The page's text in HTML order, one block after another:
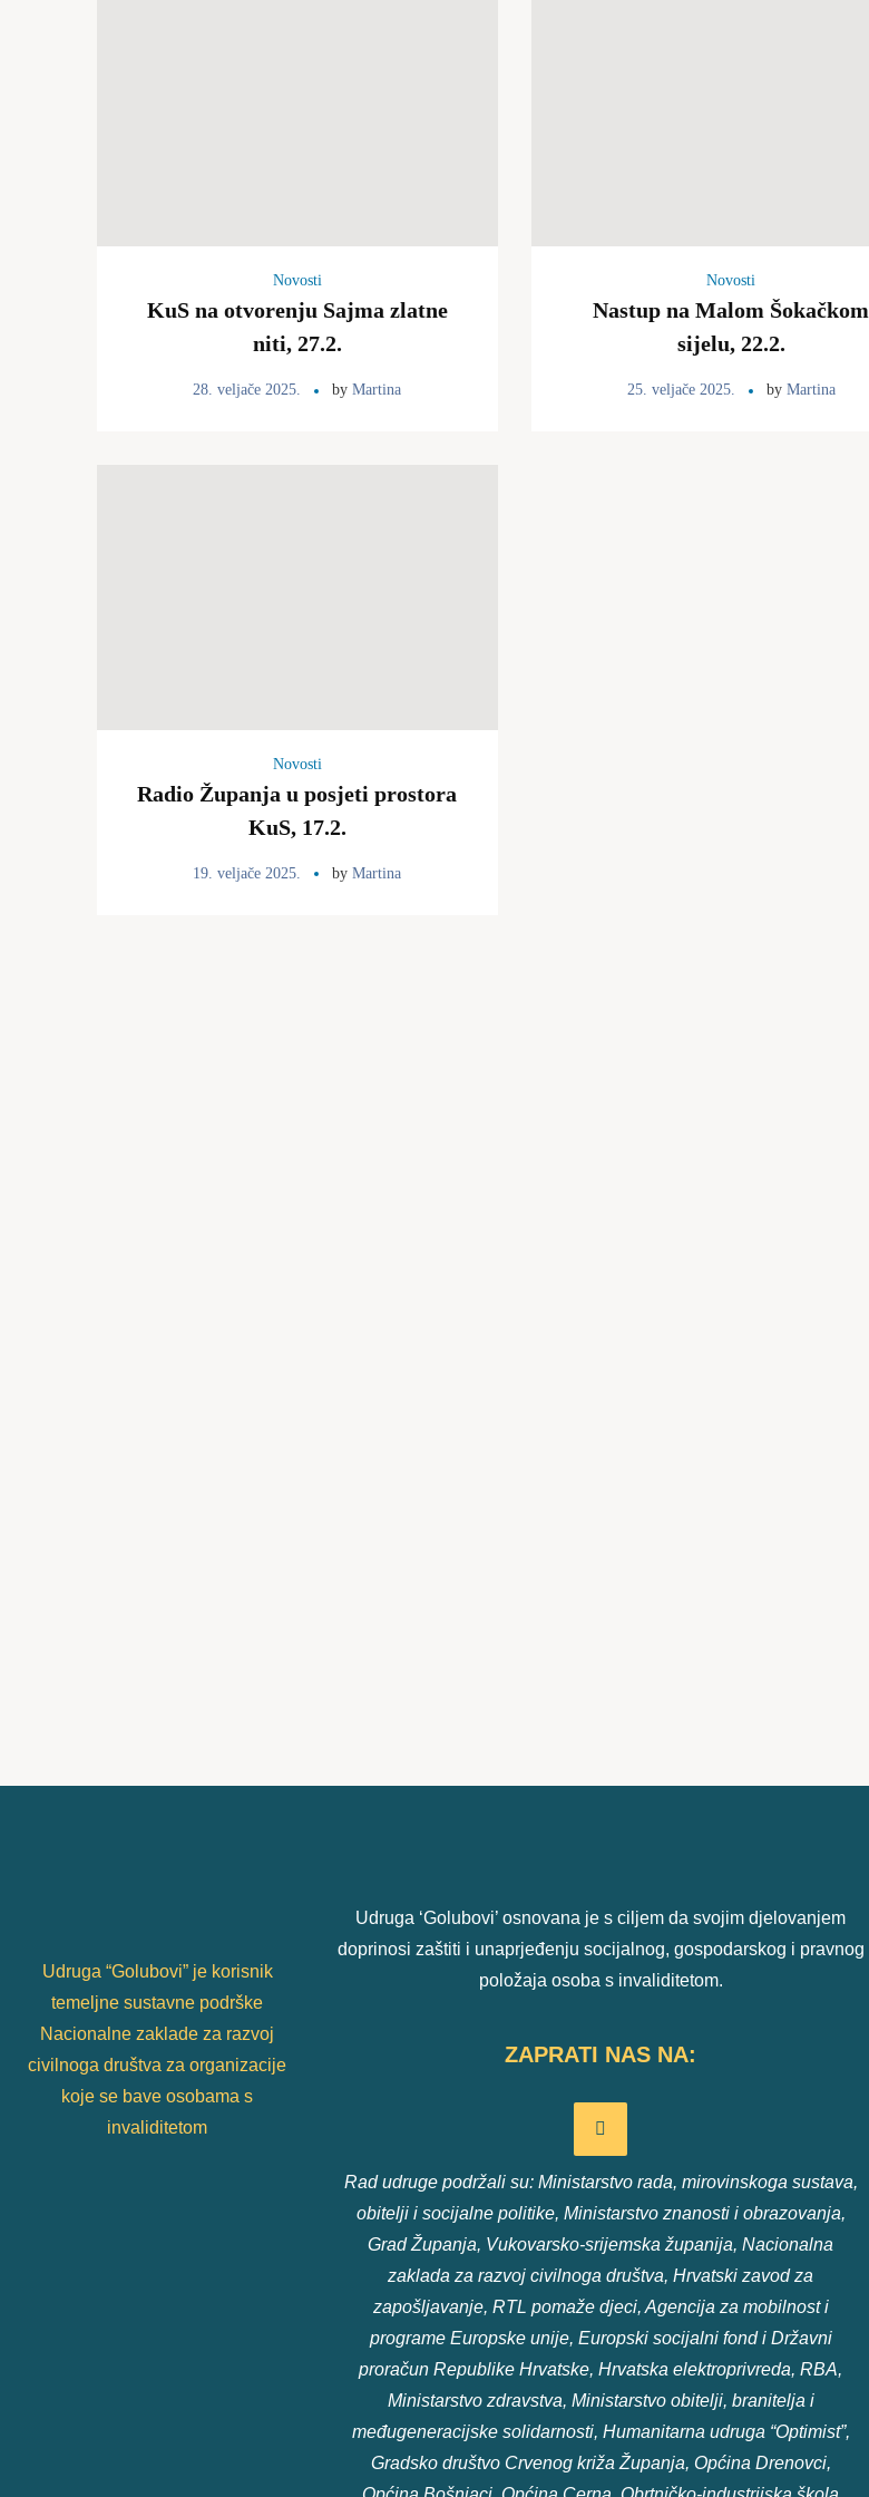
Novosti
KuS na otvorenju Sajma zlatne
niti, 27.2.
28. veljače 2025. byMartina
Novosti
Nastup na Malom Šokačkom
sijelu, 22.2.
25. veljače 2025. by Martina
Novosti
Radio Županja u posjeti prostora
KuS, 17.2.
19. veljače 2025. byMartina
Udruga “Golubovi” je korisnik
temeljne sustavne podrške
Nacionalne zaklade za razvoj
civilnoga društva za organizacije
koje se bave osobama s
invaliditetom
Udruga ‘Golubovi’ osnovana je s ciljem da svojim djelovanjem
doprinosi zaštiti i unaprjeđenju socijalnog, gospodarskog i pravnog
položaja osoba s invaliditetom.
ZAPRATI NAS NA:
Rad udruge podržali su: Ministarstvo rada, mirovinskoga sustava,
obitelji i socijalne politike, Ministarstvo znanosti i obrazovanja,
Grad Županja, Vukovarsko-srijemska županija, Nacionalna
zaklada za razvoj civilnoga društva, Hrvatski zavod za
zapošljavanje, RTL pomaže djeci, Agencija za mobilnost i
programe Europske unije, Europski socijalni fond i Državni
proračun Republike Hrvatske, Hrvatska elektroprivreda, RBA,
Ministarstvo zdravstva, Ministarstvo obitelji, branitelja i
međugeneracijske solidarnosti, Humanitarna udruga “Optimist”,
Gradsko društvo Crvenog križa Županja, Općina Drenovci,